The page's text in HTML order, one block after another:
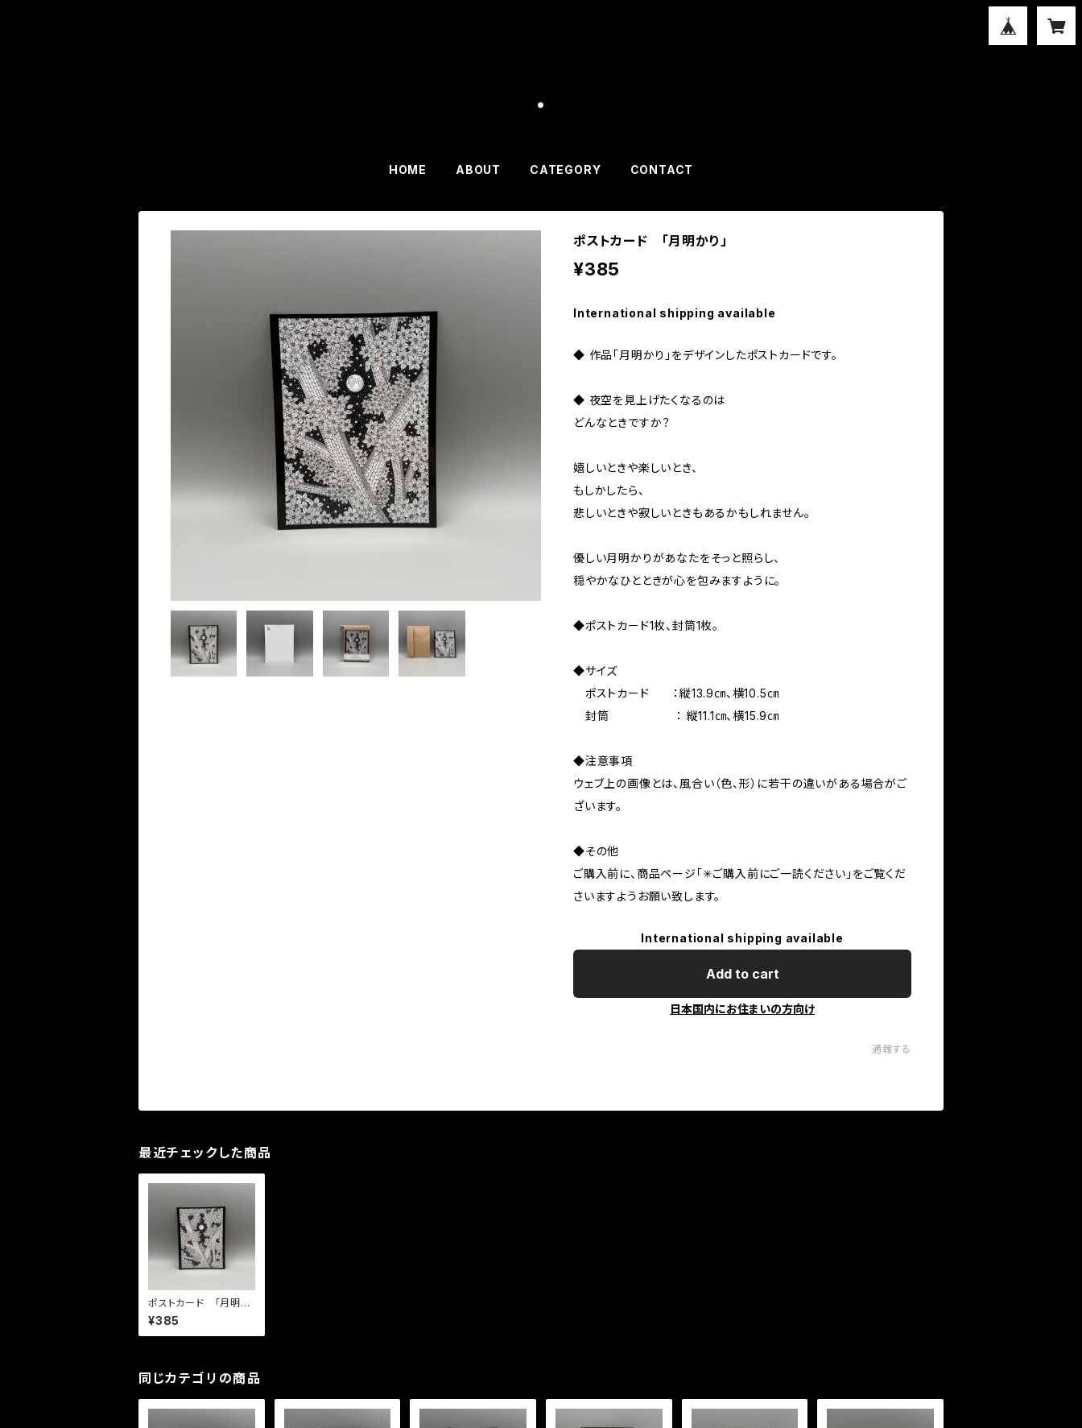
.
HOME ABOUT CATEGORY CONTACT
ポストカード 「月明かり」
¥385
International shipping available
◆ 作品「月明かり」をデザインしたポストカードです。
◆ 夜空を見上げたくなるのは
どんなときですか？
嬉しいときや楽しいとき、
もしかしたら、
悲しいときや寂しいときもあるかもしれません。
優しい月明かりがあなたをそっと照らし、
穏やかなひとときが心を包みますように。
◆ポストカード1枚、封筒1枚。
◆サイズ
ポストカード ：縦13.9㎝、横10.5㎝
封筒 ： 縦11.1㎝、横15.9㎝
◆注意事項
ウェブ上の画像とは、風合い（色、形）に若干の違いがある場合がご
ざいます。
◆その他
ご購入前に、商品ページ「✳︎ご購入前にご一読ください」をご覧くだ
さいますようお願い致します。
International shipping available
Add to cart
日本国内にお住まいの方向け
通報する
最近チェックした商品
ポストカード 「月明か
り」
¥385
同じカテゴリの商品